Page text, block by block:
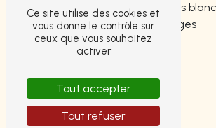
4 Boulevard Louis blanc
87000 Limoges
Ce site utilise des cookies et
vous donne le contrôle sur
ceux que vous souhaitez
activer
Tout accepter
Tout refuser